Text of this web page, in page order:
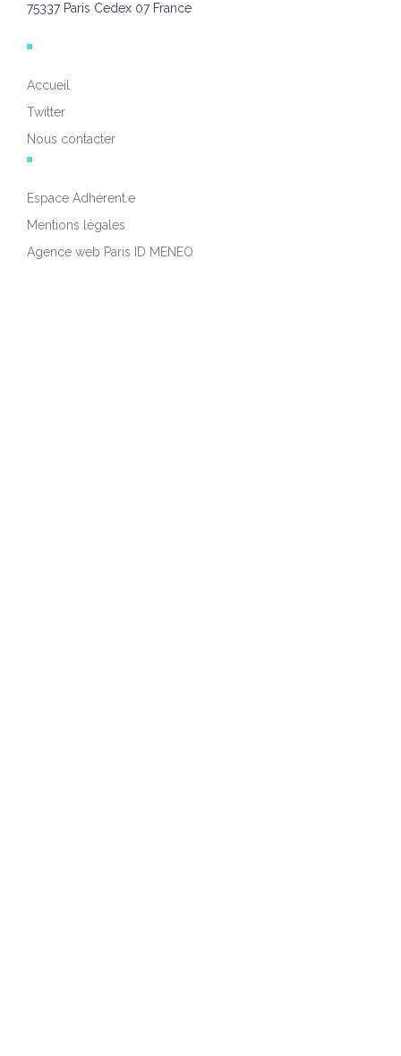
75337 Paris Cedex 07 France
Accueil
Twitter
Nous contacter
Espace Adhérent.e
Mentions légales
Agence web Paris ID MENEO